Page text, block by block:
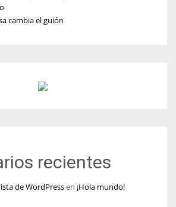
cambia el guión
recientes
de WordPressen ¡Hola mundo!